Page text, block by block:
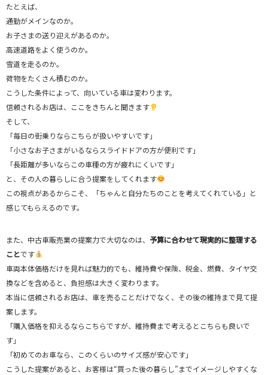
たとえば、
通勤がメインなのか。
お子さまの送り迎えがあるのか。
高速道路をよく使うのか。
雪道を走るのか。
荷物をたくさん積むのか。
こうした条件によって、向いている車は変わります。
信頼されるお店は、ここをきちんと聞きます
そして、
「毎日の街乗りならこちらが扱いやすいです」
「小さなお子さまがいるならスライドドアの方が便利です」
「長距離が多いならこの車種の方が疲れにくいです」
と、その人の暮らしに合う提案をしてくれます
この視点があるからこそ、「ちゃんと自分たちのことを考えてくれている」と
感じてもらえるのです。
また、中古車販売業の提案力で大切なのは、 予算に合わせて現実的に整理する
ことです
車両本体価格だけを見れば魅力的でも、維持費や保険、税金、燃費、タイヤ交
換などを含めると、負担感は大きく変わります。
本当に信頼されるお店は、車を売ることだけでなく、その後の維持まで見て提
案します。
「購入価格を抑えるならこちらですが、維持費まで考えるとこちらも良いで
す」
「初めてのお車なら、このくらいのサイズ感が安心です」
こうした提案があると、お客様は“買った後の暮らし”までイメージしやすくな